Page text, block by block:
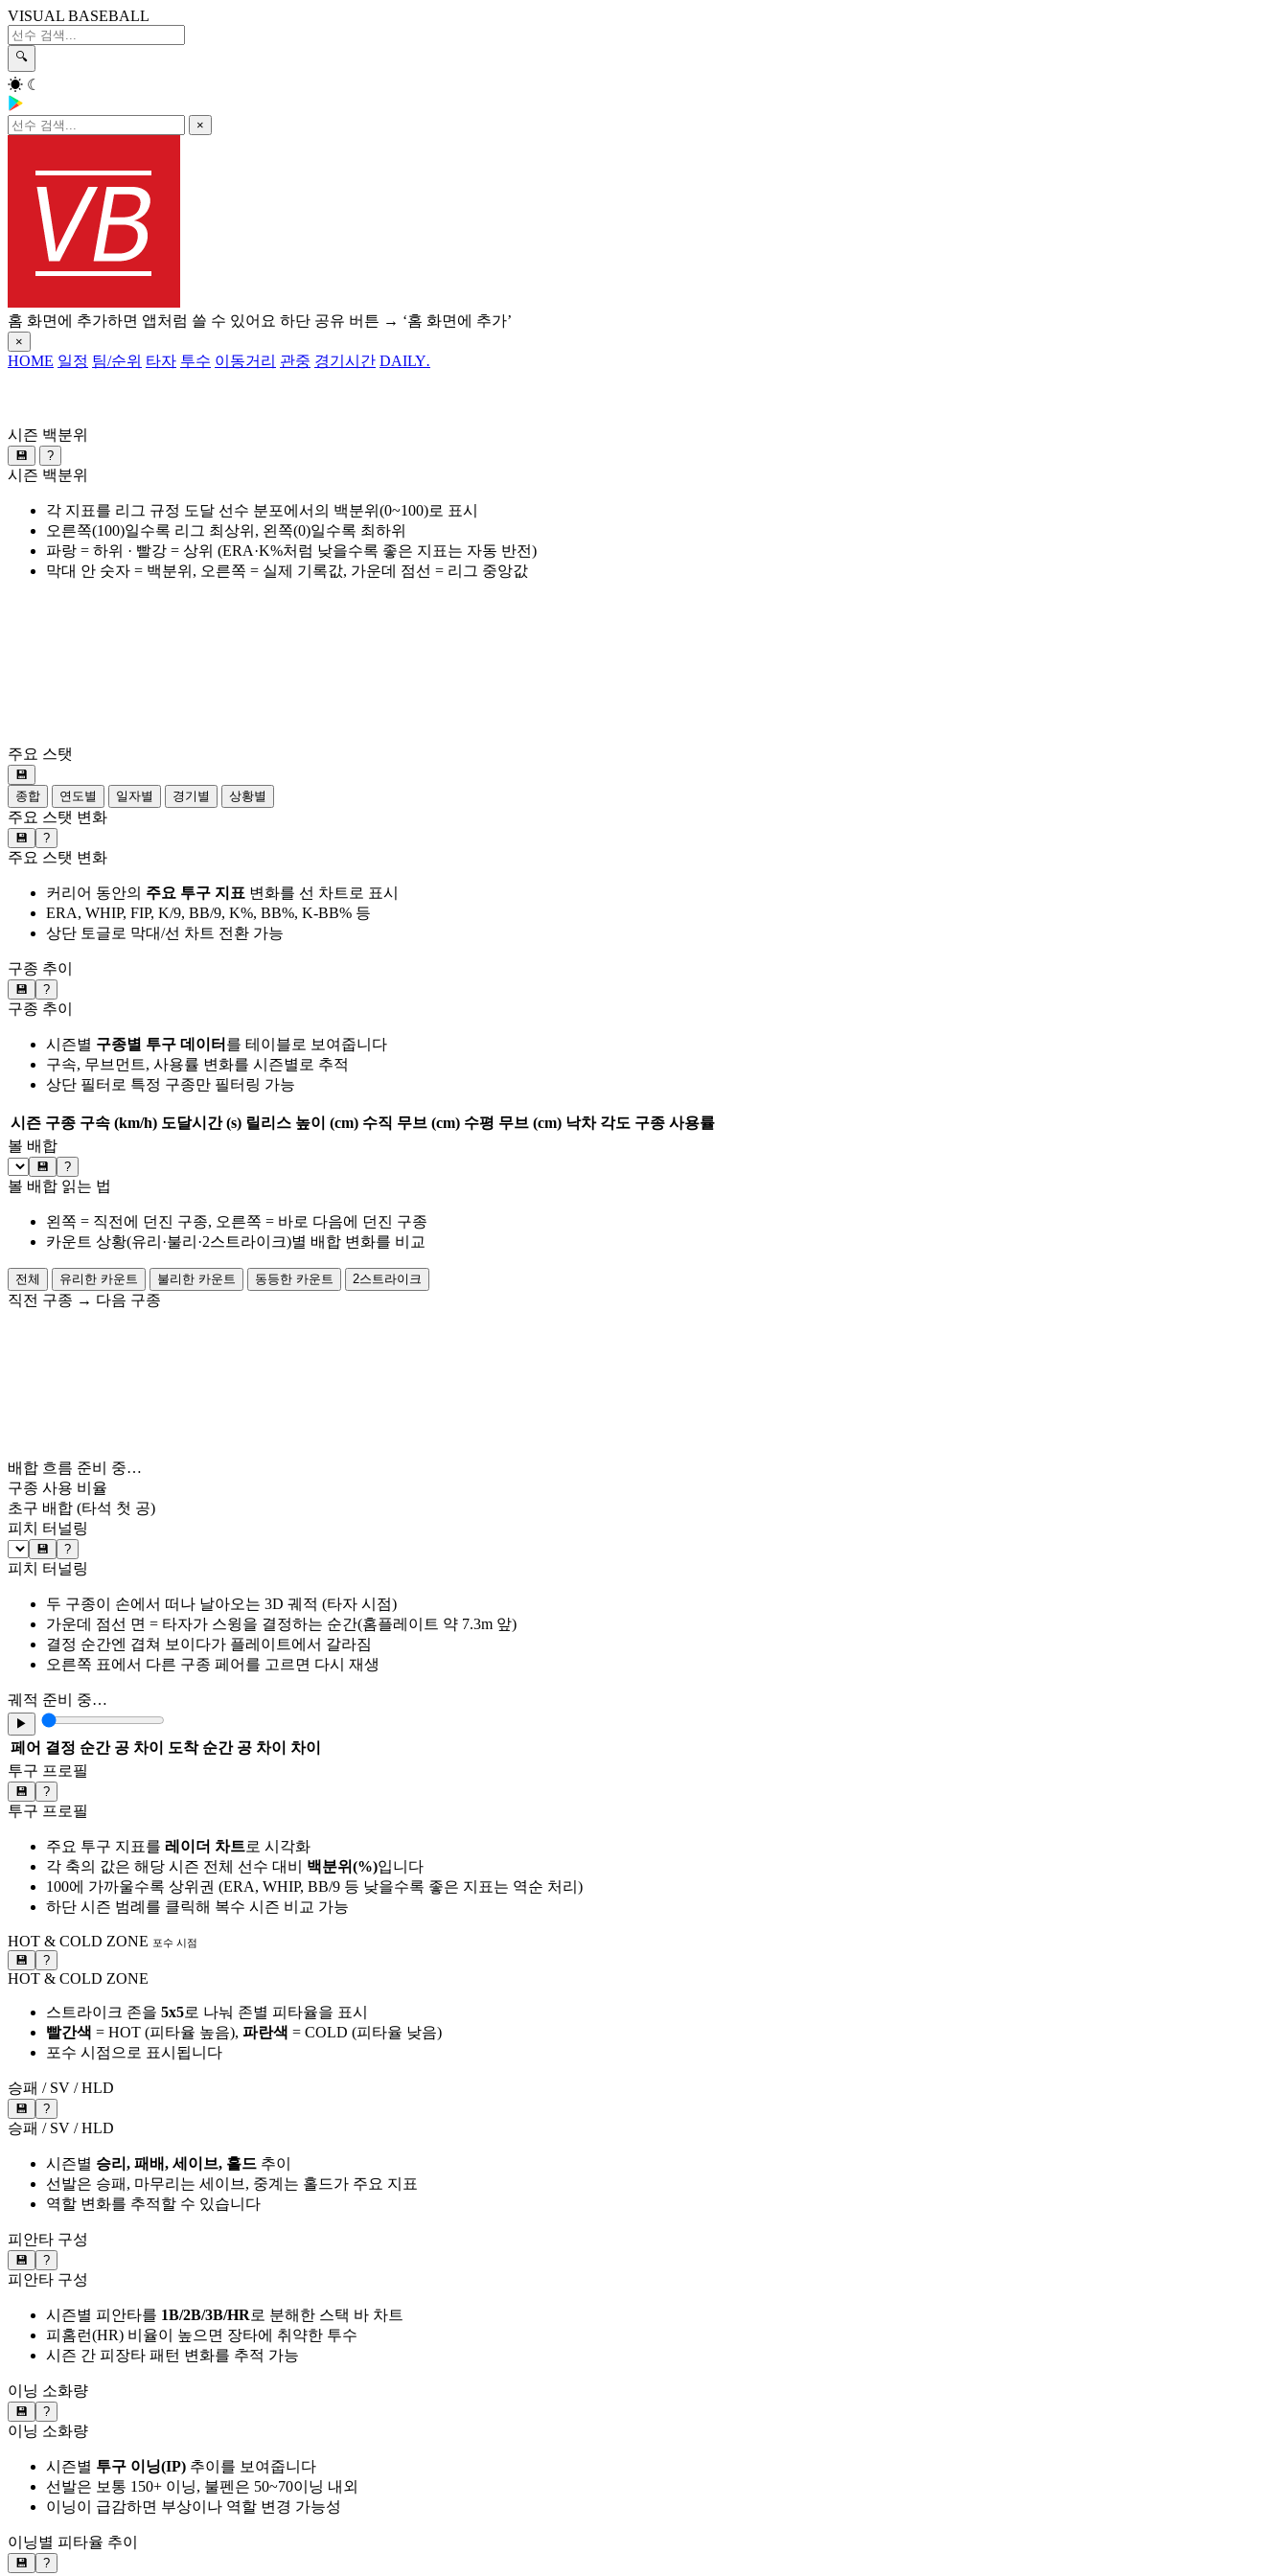
VISUAL BASEBALL
🔍
☀ ☾
×
홈 화면에 추가하면 앱처럼 쓸 수 있어요 하단 공유 버튼 → ‘홈 화면에 추가’
×
HOME 일정 팀/순위 타자 투수 이동거리 관중 경기시간 DAILY.
시즌 백분위
💾 ?
시즌 백분위
각 지표를 리그 규정 도달 선수 분포에서의 백분위(0~100)로 표시
오른쪽(100)일수록 리그 최상위, 왼쪽(0)일수록 최하위
파랑 = 하위 · 빨강 = 상위 (ERA·K%처럼 낮을수록 좋은 지표는 자동 반전)
막대 안 숫자 = 백분위, 오른쪽 = 실제 기록값, 가운데 점선 = 리그 중앙값
주요 스탯
💾
종합
연도별 일자별 경기별 상황별
주요 스탯 변화
💾 ?
주요 스탯 변화
커리어 동안의 주요 투구 지표 변화를 선 차트로 표시
ERA, WHIP, FIP, K/9, BB/9, K%, BB%, K-BB% 등
상단 토글로 막대/선 차트 전환 가능
구종 추이
💾 ?
구종 추이
시즌별 구종별 투구 데이터 를 테이블로 보여줍니다
구속, 무브먼트, 사용률 변화를 시즌별로 추적
상단 필터로 특정 구종만 필터링 가능
시즌 구종 구속 (km/h) 도달시간 (s) 릴리스 높이 (cm) 수직 무브 (cm) 수평 무브 (cm) 낙차 각도 구종 사용률
볼 배합
💾 ?
볼 배합 읽는 법
왼쪽 = 직전에 던진 구종, 오른쪽 = 바로 다음에 던진 구종
카운트 상황(유리·불리·2스트라이크)별 배합 변화를 비교
전체 유리한 카운트 불리한 카운트 동등한 카운트 2스트라이크
직전 구종 → 다음 구종
배합 흐름 준비 중…
구종 사용 비율
초구 배합 (타석 첫 공)
피치 터널링
💾 ?
피치 터널링
두 구종이 손에서 떠나 날아오는 3D 궤적 (타자 시점)
가운데 점선 면 = 타자가 스윙을 결정하는 순간(홈플레이트 약 7.3m 앞)
결정 순간엔 겹쳐 보이다가 플레이트에서 갈라짐
오른쪽 표에서 다른 구종 페어를 고르면 다시 재생
궤적 준비 중…
▶
페어 결정 순간 공 차이 도착 순간 공 차이
차이
투구 프로필
💾 ?
투구 프로필
주요 투구 지표를 레이더 차트로 시각화
각 축의 값은 해당 시즌 전체 선수 대비 백분위(%)입니다
100에 가까울수록 상위권 (ERA, WHIP, BB/9 등 낮을수록 좋은 지표는 역순 처리)
하단 시즌 범례를 클릭해 복수 시즌 비교 가능
HOT & COLD ZONE 포수 시점
💾 ?
HOT & COLD ZONE
스트라이크 존을 5x5로 나눠 존별 피타율을 표시
빨간색 = HOT (피타율 높음), 파란색 = COLD (피타율 낮음)
포수 시점으로 표시됩니다
승패 / SV / HLD
💾 ?
승패 / SV / HLD
시즌별 승리, 패배, 세이브, 홀드 추이
선발은 승패, 마무리는 세이브, 중계는 홀드가 주요 지표
역할 변화를 추적할 수 있습니다
피안타 구성
💾 ?
피안타 구성
시즌별 피안타를 1B/2B/3B/HR로 분해한 스택 바 차트
피홈런(HR) 비율이 높으면 장타에 취약한 투수
시즌 간 피장타 패턴 변화를 추적 가능
이닝 소화량
💾 ?
이닝 소화량
시즌별 투구 이닝(IP) 추이를 보여줍니다
선발은 보통 150+ 이닝, 불펜은 50~70이닝 내외
이닝이 급감하면 부상이나 역할 변경 가능성
이닝별 피타율 추이
💾 ?